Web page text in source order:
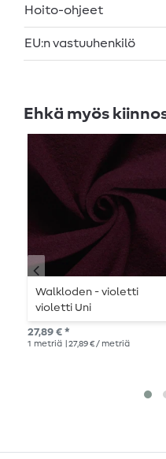
Hoito-ohjeet
EU:n vastuuhenkilö
Ehkä myös
Walkloden - violetti
violetti Uni
27,89 € *
1 metriä | 27,89 € / metriä